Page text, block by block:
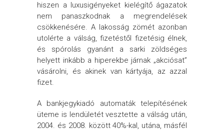
hiszen a luxusigényeket kielégítő ágazatok
nem panaszkodnak a megrendelések
csökkenésére. A lakosság zömét azonban
utolérte a válság, fizetéstől fizetésig élnek,
és spórolás gyanánt a sarki zöldséges
helyett inkább a hiperekbe járnak „akciósat”
vásárolni, és akinek van kártyája, az azzal
fizet.
A bankjegykiadó automaták telepítésének
üteme is lendületét vesztette a válság után,
2004. és 2008. között 40%-kal, utána, másfél